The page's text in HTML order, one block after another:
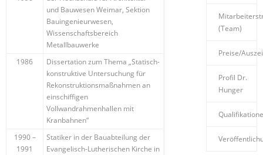
und Bauwesen Weimar, Sektion
Bauingenieurwesen,
Wissenschaftsbereich
Metallbauwerke
1986
Dissertation zum Thema „Statisch-
konstruktive Untersuchung für
Rekonstruktionsmaßnahmen an
einschiffigen
Vollwandrahmenhallen mit
Kranbahnen“
1990 –
1991
Statiker in der Bauabteilung der
Evangelisch-Lutherischen Kirche in
(Team)
Preise/
Profil Dr.
Hunger